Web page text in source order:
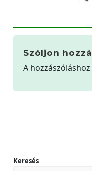
Szóljon hozzá
A hozzászóláshoz
Keresés